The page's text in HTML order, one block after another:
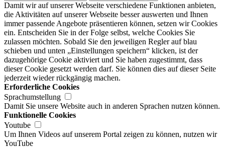
Damit wir auf unserer Webseite verschiedene Funktionen anbieten,
die Aktivitäten auf unserer Webseite besser auswerten und Ihnen
immer passende Angebote präsentieren können, setzen wir Cookies
ein. Entscheiden Sie in der Folge selbst, welche Cookies Sie
zulassen möchten. Sobald Sie den jeweiligen Regler auf blau
schieben und unten „Einstellungen speichern“ klicken, ist der
dazugehörige Cookie aktiviert und Sie haben zugestimmt, dass
dieser Cookie gesetzt werden darf. Sie können dies auf dieser Seite
jederzeit wieder rückgängig machen.
Erforderliche Cookies
Sprachumstellung
Damit Sie unsere Website auch in anderen Sprachen nutzen können.
Funktionelle Cookies
Youtube
Um Ihnen Videos auf unserem Portal zeigen zu können, nutzen wir
YouTube